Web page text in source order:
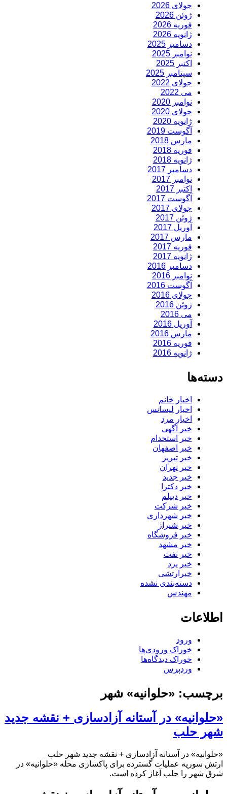
جولای 2026
ژوئن 2026
فوریه 2026
ژانویه 2026
دسامبر 2025
نوامبر 2025
اکتبر 2025
سپتامبر 2025
جولای 2022
می 2022
نوامبر 2020
جولای 2020
ژانویه 2020
آگوست 2019
مارس 2018
فوریه 2018
ژانویه 2018
دسامبر 2017
نوامبر 2017
اکتبر 2017
آگوست 2017
جولای 2017
ژوئن 2017
آوریل 2017
مارس 2017
فوریه 2017
ژانویه 2017
دسامبر 2016
نوامبر 2016
آگوست 2016
جولای 2016
ژوئن 2016
می 2016
آوریل 2016
مارس 2016
فوریه 2016
ژانویه 2016
دسته‌ها
اخبار خانم
اخبار لیسانس
اخبار مرد
خبر آگهی
خبر استخدام
خبر اصفهان
خبر تبریز
خبر تهران
خبر جدید
خبر دکترا
خبر دیپلم
خبر شرکت
خبر شهرداری
خبر شیراز
خبر فروشگاه
خبر مشهد
خبر نفت
خبر یزد
خبرارتشی
دسته‌بندی نشده
مهندس
اطلاعات
ورود
خوراک ورودی‌ها
خوراک دیدگاه‌ها
وردپرس
برچسب: «حلوانیه» شهر
«حلوانیه» در آستانه آزادسازی + نقشه جدید
شهر حلب
«حلوانیه» در آستانه آزادسازی + نقشه جدید شهر حلب
ارتش سوریه عملیات گسترده برای پاکسازی محله «حلوانیه» در
شرق شهر را حلب آغاز کرده است.